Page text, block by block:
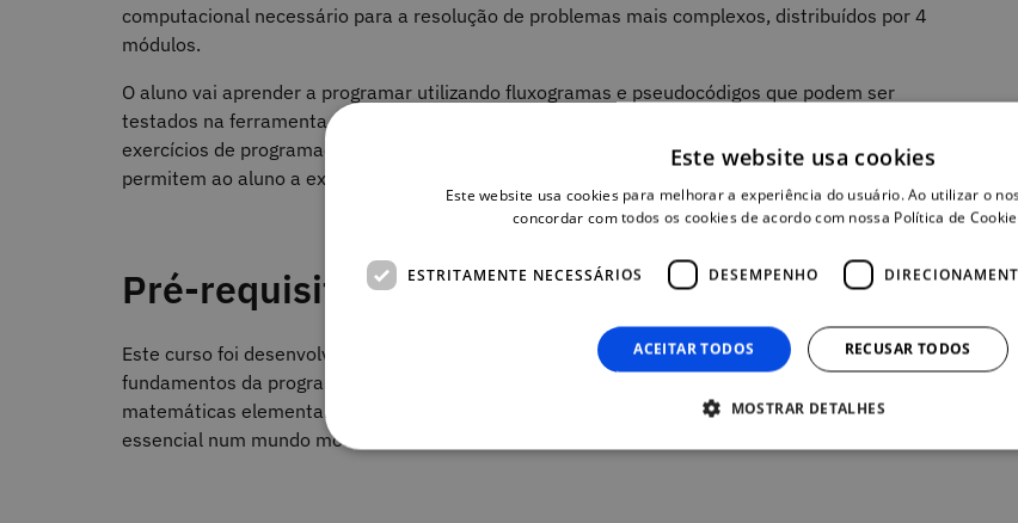
computacional necessário para a resolução de problemas mais complexos, distribuídos por 4
módulos.
O aluno vai aprender a programar utilizando fluxogramas e pseudocódigos que podem ser
testados na ferramentaAlgorithmi
exercícios de programação, que serão avaliados automaticamente peloAlgorithmi, e que
permitem ao aluno a exercitação e aplicação dos conhecimentos adquiridos.
Pré-requisitos
Este curso foi desenvolvido para pessoas de várias idades que queiram aprender os
fundamentos da programação de computadores. As condições de acesso ao curso são bases
matemáticas elementares e a motivação e curiosidade por esta área que é cada vez mais
essencial num mundo moderno.
Este website usa cookies
Este website usa cookies para melhorar a experiência do usuário. Ao utilizar o
concordar com todos os cookies de acordo com nossa Política de
ESTRITAMENTE NECESSÁRIOS DESEMPENHO
ACEITAR TODOS RECUSAR TODOS
MOSTRAR DETALHES